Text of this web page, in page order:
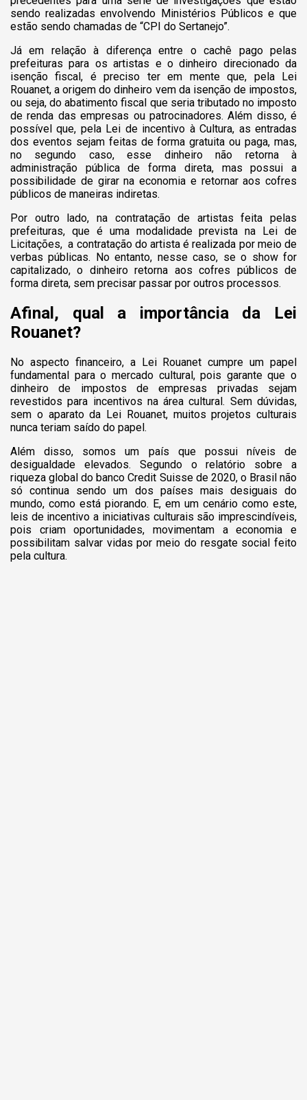
sendo realizadas envolvendo Ministérios Públicos e que
estão sendo chamadas de “CPI do Sertanejo”.
Já em relação à diferença entre o cachê pago pelas
prefeituras para os artistas e o dinheiro direcionado da
isenção fiscal, é preciso ter em mente que, pela Lei
Rouanet, a origem do dinheiro vem da isenção de impostos,
ou seja, do abatimento fiscal que seria tributado no imposto
de renda das empresas ou patrocinadores. Além disso, é
possível que, pela Lei de incentivo à Cultura, as entradas
dos eventos sejam feitas de forma gratuita ou paga, mas,
no segundo caso, esse dinheiro não retorna à
administração pública de forma direta, mas possui a
possibilidade de girar na economia e retornar aos cofres
públicos de maneiras indiretas.
Por outro lado, na contratação de artistas feita pelas
prefeituras, que é uma modalidade prevista na Lei de
Licitações, a contratação do artista é realizada por meio de
verbas públicas. No entanto, nesse caso, se o show for
capitalizado, o dinheiro retorna aos cofres públicos de
forma direta, sem precisar passar por outros processos.
Afinal, qual a importância da Lei
Rouanet?
No aspecto financeiro, a Lei Rouanet cumpre um papel
fundamental para o mercado cultural, pois garante que o
dinheiro de impostos de empresas privadas sejam
revestidos para incentivos na área cultural. Sem dúvidas,
sem o aparato da Lei Rouanet, muitos projetos culturais
nunca teriam saído do papel.
Além disso, somos um país que possui níveis de
desigualdade elevados. Segundo o relatório sobre a
riqueza global do banco Credit Suisse de 2020, o Brasil não
só continua sendo um dos países mais desiguais do
mundo, como está piorando. E, em um cenário como este,
leis de incentivo a iniciativas culturais são imprescindíveis,
pois criam oportunidades, movimentam a economia e
possibilitam salvar vidas por meio do resgate social feito
pela cultura.